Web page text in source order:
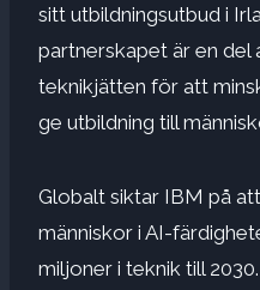
sitt utbildningsutbud i
partnerskapet är en del
teknikjätten för att
ge utbildning till
Globalt siktar IBM på
människor i AI-
miljoner i teknik till